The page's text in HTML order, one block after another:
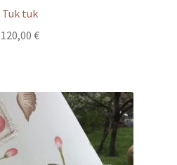
Tuk tuk
120,00 €